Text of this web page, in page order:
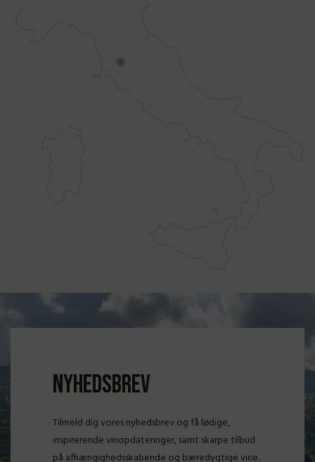
Nyhedsbrev
Tilmeld dig vores nyhedsbrev og få lødige,
inspirerende vinopdateringer, samt skarpe tilbud
på afhængighedsskabende og bæredygtige vine.